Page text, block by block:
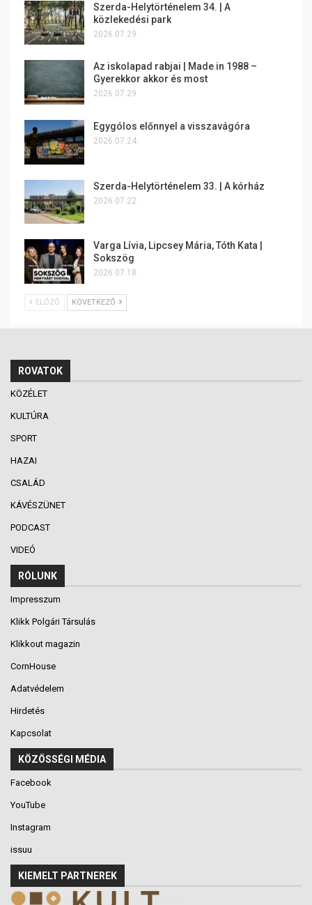
Szerda-Helytörténelem 34. | A
közlekedési park
2026.07.29.
Az iskolapad rabjai | Made in 1988 –
Gyerekkor akkor és most
2026.07.29.
Egygólos előnnyel a visszavágóra
2026.07.24.
Szerda-Helytörténelem 33. | A kórház
2026.07.22.
Varga Lívia, Lipcsey Mária, Tóth Kata |
Sokszög
2026.07.18.
ELŐZŐ KÖVETKEZŐ
ROVATOK
KÖZÉLET
KULTÚRA
SPORT
HAZAI
CSALÁD
KÁVÉSZÜNET
PODCAST
VIDEÓ
RÓLUNK
Impresszum
Klikk Polgári Társulás
Klikkout magazin
CornHouse
Adatvédelem
Hirdetés
Kapcsolat
KÖZÖSSÉGI MÉDIA
Facebook
YouTube
Instagram
issuu
KIEMELT PARTNEREK